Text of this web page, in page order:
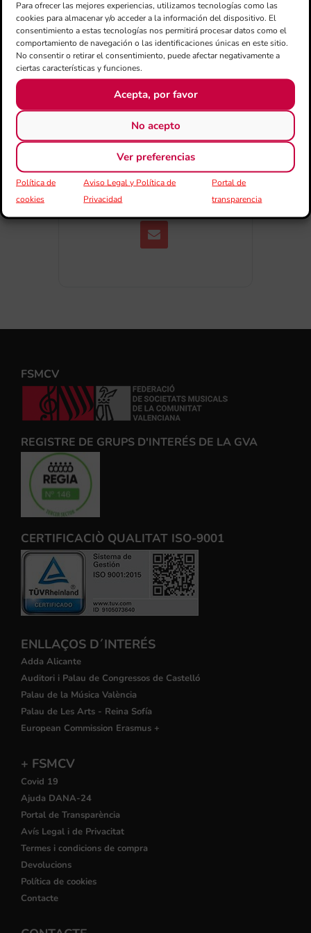
Para ofrecer las mejores experiencias, utilizamos tecnologías como las
cookies para almacenar y/o acceder a la información del dispositivo. El
consentimiento a estas tecnologías nos permitirá procesar datos como el
comportamiento de navegación o las identificaciones únicas en este sitio.
No consentir o retirar el consentimiento, puede afectar negativamente a
ciertas características y funciones.
Acepta, por favor
No acepto
Ver preferencias
Política de
cookies
Aviso Legal y Política de
Privacidad
Portal de
transparencia
Exportar + iCal / Outlook
COMPARTIR
ESDEVENIMENT
FSMCV
REGISTRE DE GRUPS D'INTERÉS DE LA GVA
CERTIFICACIÒ QUALITAT ISO-9001
ENLLAÇOS D´INTERÉS
Adda Alicante
Auditori i Palau de Congressos de Castelló
Palau de la Música València
Palau de Les Arts - Reina Sofía
European Commission Erasmus +
+ FSMCV
Covid 19
Ajuda DANA-24
Portal de Transparència
Avís Legal i de Privacitat
Termes i condicions de compra
Devolucions
Política de cookies
Contacte